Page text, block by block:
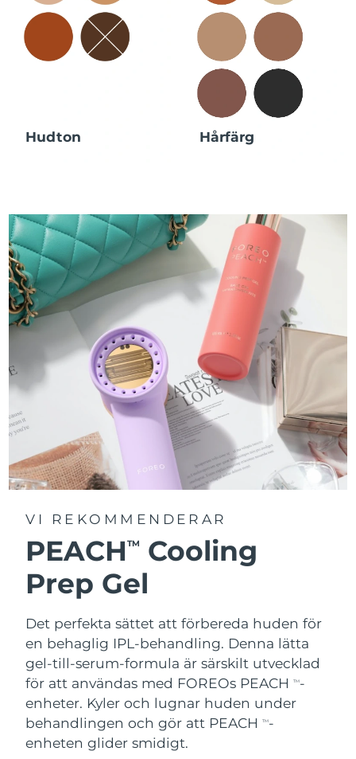
Hudton Hårfärg
VI REKOMMENDERAR
PEACHTM
Cooling
Prep Gel
Det perfekta sättet att förbereda huden för
en behaglig IPL-behandling. Denna lätta
gel-till-serum-formula är särskilt utvecklad
för att användas med FOREOs PEACHTM-
enheter. Kyler och lugnar huden under
behandlingen och gör att PEACHTM-
enheten glider smidigt.